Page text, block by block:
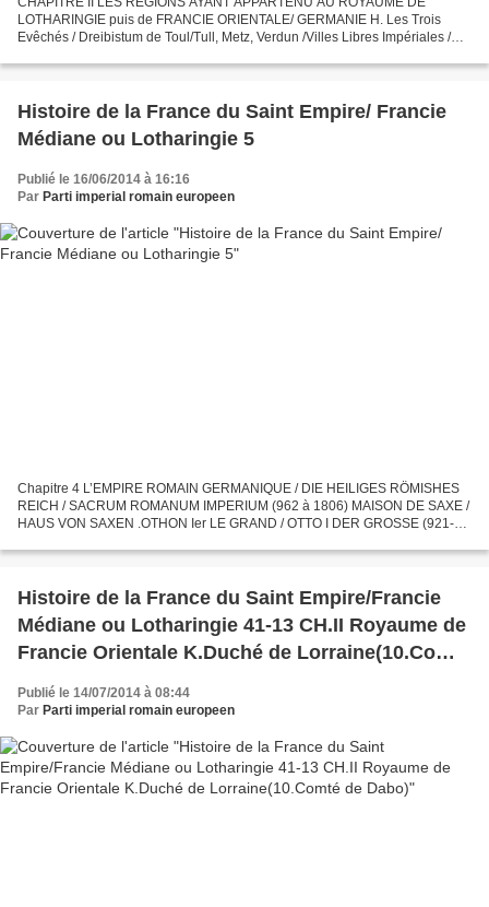
LOTHARINGIE puis de FRANCIE ORIENTALE/ GERMANIE H. Les Trois
Evêchés / Dreibistum de Toul/Tull, Metz, Verdun /Villes Libres Impériales /
Histoire de la France du Saint Empire/ Francie
Médiane ou Lotharingie 5
Publié le 16/06/2014 à 16:16
Par Parti imperial romain europeen
Chapitre 4 L’EMPIRE ROMAIN GERMANIQUE / DIE HEILIGES RÖMISHES
REICH / SACRUM ROMANUM IMPERIUM (962 à 1806) MAISON DE SAXE /
HAUS VON SAXEN .OTHON Ier LE GRAND / OTTO I DER GROSSE (921-
Histoire de la France du Saint Empire/Francie
Médiane ou Lotharingie 41-13 CH.II Royaume de
Francie Orientale K.Duché de Lorraine(10.Comté
de Dabo)
Publié le 14/07/2014 à 08:44
Par Parti imperial romain europeen